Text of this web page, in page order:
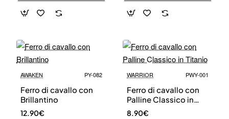
AWAKEN PY-082
Ferro di cavallo con
Brillantino
12.90€
WARRIOR PWY-001
Ferro di cavallo con
Palline Classico in
Titanio
8.90€